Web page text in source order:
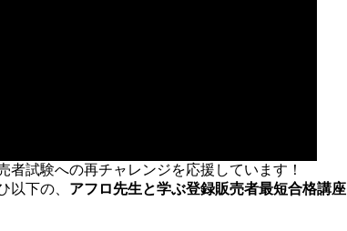
試験への再チャレンジを応援しています！
以下の、 アフロ先生と学ぶ登録販売者最短合格講座